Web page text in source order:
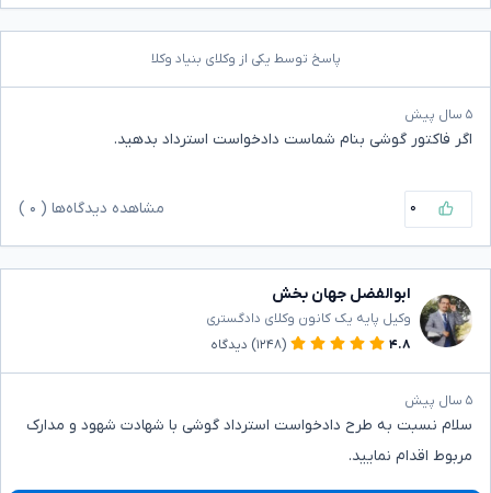
پاسخ توسط یکی از وکلای بنیاد وکلا
۵ سال پیش
اگر فاکتور گوشی بنام شماست دادخواست استرداد بدهید.
۰ مشاهده دیدگاه‌ها ( ۰
ابوالفضل جهان بخش
وکیل پایه یک کانون وکلای دادگستری
۴.۸
(۱۲۴۸) دیدگاه
۵ سال پیش
سلام نسبت به طرح دادخواست استرداد گوشی با شهادت شهود و مدارک
مربوط اقدام نمایید.